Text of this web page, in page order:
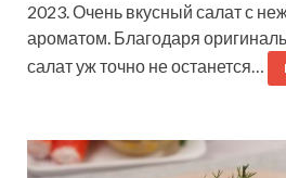
2023. Очень вкусный салат с
ароматом. Благодаря
салат уж точно не останется…